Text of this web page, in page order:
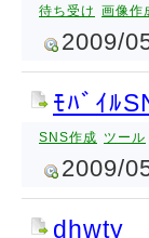
待ち受け 画像作
2009/
ﾓﾊﾞｲﾙ
SNS作成 ツール
2009/
dhwty